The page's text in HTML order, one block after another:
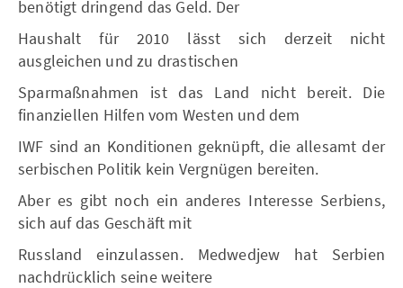
benötigt dringend das Geld. Der
Haushalt für 2010 lässt sich derzeit nicht
ausgleichen und zu drastischen
Sparmaßnahmen ist das Land nicht bereit. Die
finanziellen Hilfen vom Westen und dem
IWF sind an Konditionen geknüpft, die allesamt der
serbischen Politik kein Vergnügen bereiten.
Aber es gibt noch ein anderes Interesse Serbiens,
sich auf das Geschäft mit
Russland einzulassen. Medwedjew hat Serbien
nachdrücklich seine weitere